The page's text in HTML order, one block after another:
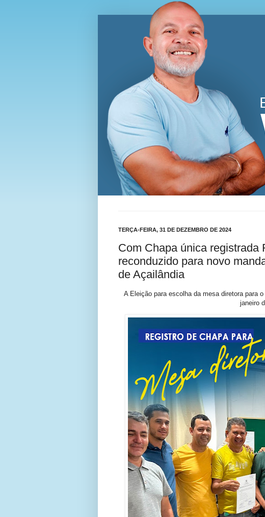
Blog
TERÇA-FEIRA, 31 DE DEZEMBRO DE 2024
Com Chapa única registrada
reconduzido para novo
de Açailândia
A Eleição para escolha da mesa diretora para
janeiro